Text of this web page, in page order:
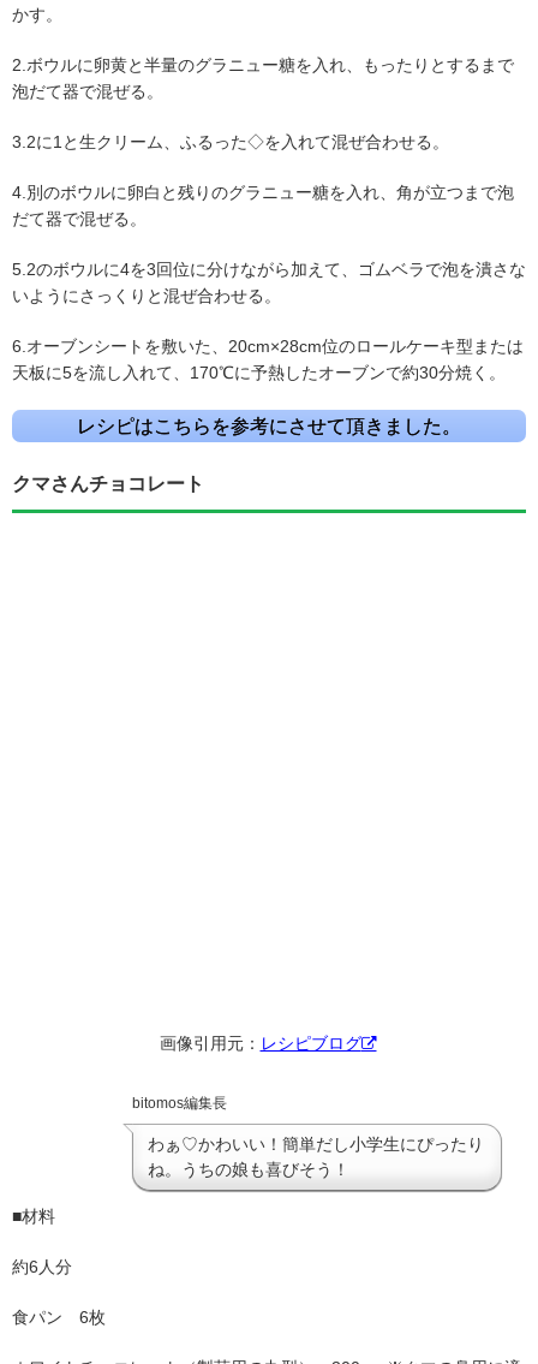
かす。
2.ボウルに卵黄と半量のグラニュー糖を入れ、もったりとするまで
泡だて器で混ぜる。
3.2に1と生クリーム、ふるった◇を入れて混ぜ合わせる。
4.別のボウルに卵白と残りのグラニュー糖を入れ、角が立つまで泡
だて器で混ぜる。
5.2のボウルに4を3回位に分けながら加えて、ゴムベラで泡を潰さな
いようにさっくりと混ぜ合わせる。
6.オーブンシートを敷いた、20cm×28cm位のロールケーキ型または
天板に5を流し入れて、170℃に予熱したオーブンで約30分焼く。
レシピはこちらを参考にさせて頂きました。
クマさんチョコレート
画像引用元： レシピブログ
bitomos編集長
わぁ♡かわいい！簡単だし小学生にぴったり
ね。うちの娘も喜びそう！
■材料
約6人分
食パン 6枚